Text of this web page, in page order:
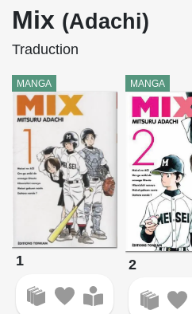
Mix (Adachi)
Traduction
MANGA
1
MANGA
2